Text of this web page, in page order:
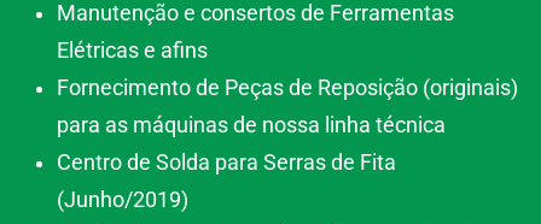
Manutenção e consertos de Ferramentas
Elétricas e afins
Fornecimento de Peças de Reposição (originais)
para as máquinas de nossa linha técnica
Centro de Solda para Serras de Fita
(Junho/2019)